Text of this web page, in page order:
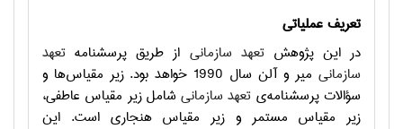
تعریف عملیاتی
در این پژوهشتعهد سازمانی از طریق پرسشنامه تعهد
سازمانی
میر و آلن سال 1990 خواهد بود. زیر مقیاس‌ها و
سؤالات پرسشنامه‌ی تعهد سازمانیشامل زیر مقیاس عاطفی،
زیر مقیاس مستمر و زیر مقیاس هنجاری است. این